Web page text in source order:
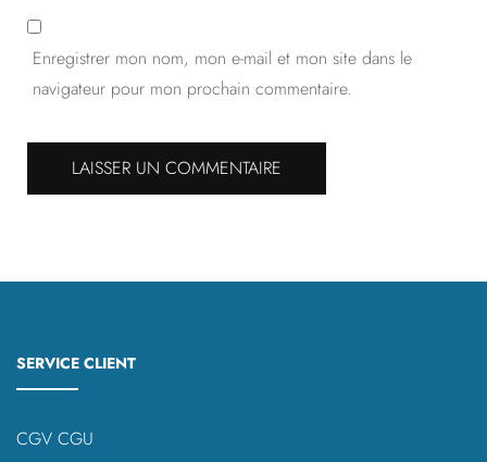
Enregistrer mon nom, mon e-mail et mon site dans le
navigateur pour mon prochain commentaire.
SERVICE CLIENT
CGV CGU